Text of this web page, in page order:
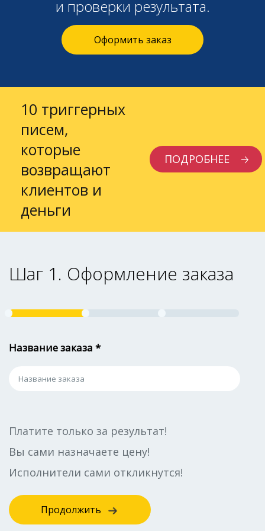
и проверки результата.
Оформить заказ
10 триггерных
писем,
которые
возвращают
клиентов и
деньги
ПОДРОБНЕЕ
Шаг 1. Оформление заказа
Название заказа *
Платите только за результат!
Вы сами назначаете цену!
Исполнители сами откликнутся!
Продолжить